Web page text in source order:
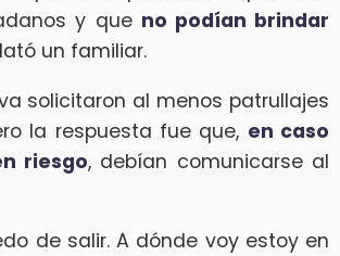
y que no podían brindar
un familiar.
solicitaron al menos patrullajes
la respuesta fue que, en caso
riesgo, debían comunicarse al
de salir. A dónde voy estoy en